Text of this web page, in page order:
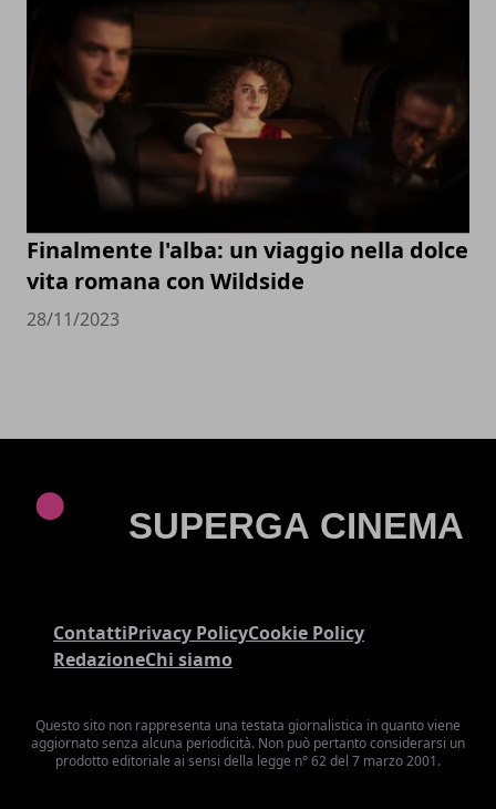
Finalmente l'alba: un viaggio nella dolce
vita romana con Wildside
28/11/2023
ContattiPrivacy PolicyCookie Policy
RedazioneChi siamo
Questo sito non rappresenta una testata giornalistica in quanto viene
aggiornato senza alcuna periodicità. Non può pertanto considerarsi un
prodotto editoriale ai sensi della legge n° 62 del 7 marzo 2001.